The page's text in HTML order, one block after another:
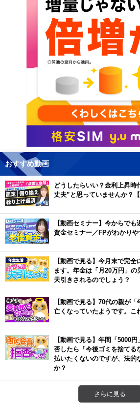
おすすめ動画
どうしたらいい？金利上昇時
丈夫”と思っていませんか？
【動画セミナー】今からで
資金セミナー／FPがわかりや
【動画で見る】今月末で完
ます。年金は「月20万円」
天引きされるのでしょう？
【動画で見る】70代の親が「
亡くなっていたようです。こ
【動画で見る】年間「5000
否したら「今後ゴミを捨てる
払いたくないのですが、法的
か？
さらに見る